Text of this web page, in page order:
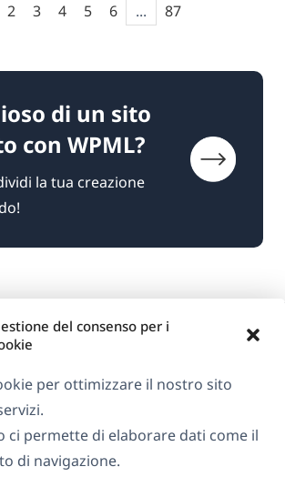
del consenso per i
per ottimizzare il nostro sito
ci permette di elaborare dati come il
di navigazione.
2 3 4 5 6 ... 87
di un sito
con WPML?
la tua creazione
Informazioni su WPML
e Informativa sulla Privacy